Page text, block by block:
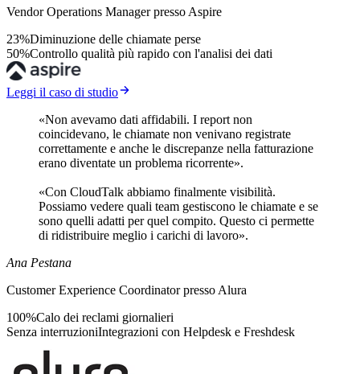
Vendor Operations Manager presso Aspire
23%Diminuzione delle chiamate perse
50%Controllo qualità più rapido con l'analisi dei dati
Leggi il caso di studio
«Non avevamo dati affidabili. I report non
coincidevano, le chiamate non venivano registrate
correttamente e anche le discrepanze nella fatturazione
erano diventate un problema ricorrente».
«Con CloudTalk abbiamo finalmente visibilità.
Possiamo vedere quali team gestiscono le chiamate e se
sono quelli adatti per quel compito. Questo ci permette
di ridistribuire meglio i carichi di lavoro».
Ana Pestana
Customer Experience Coordinator presso Alura
100%Calo dei reclami giornalieri
Senza interruzioniIntegrazioni con Helpdesk e Freshdesk